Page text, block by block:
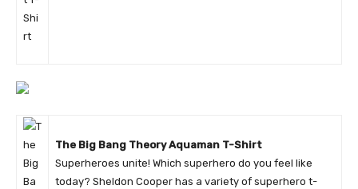
The Big Bang Theory Aquaman T-Shirt
Superheroes unite! Which superhero do you feel like
today? Sheldon Cooper has a variety of superhero t-